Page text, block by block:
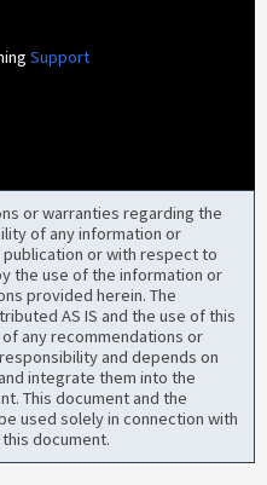
Support
or warranties regarding the
of any information or
or with respect to
the use of the information or
provided herein. The
AS IS and the use of this
any recommendations or
and depends on
integrate them into the
This document and the
used solely in connection with
document.